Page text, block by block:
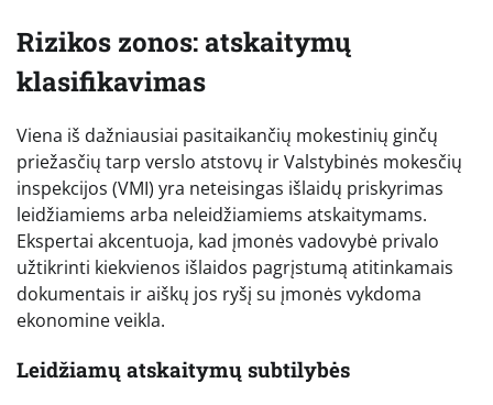
Rizikos zonos: atskaitymų
klasifikavimas
Viena iš dažniausiai pasitaikančių mokestinių ginčų
priežasčių tarp verslo atstovų ir Valstybinės mokesčių
inspekcijos (VMI) yra neteisingas išlaidų priskyrimas
leidžiamiems arba neleidžiamiems atskaitymams.
Ekspertai akcentuoja, kad įmonės vadovybė privalo
užtikrinti kiekvienos išlaidos pagrįstumą atitinkamais
dokumentais ir aiškų jos ryšį su įmonės vykdoma
ekonomine veikla.
Leidžiamų atskaitymų subtilybės